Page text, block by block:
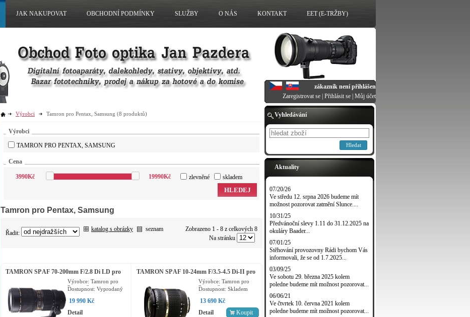
Výrobci Tamron pro Pentax, Samsung (8 produktů)
Výrobci
TAMRON PRO PENTAX, SAMSUNG
Cena
3990Kč 19990Kč zlevněné skladem
HLEDEJ
Tamron pro Pentax, Samsung
Řadit:
katalog s obrázky seznam
Zobrazeno 1 - 8 z celkových 8
Na stránku
TAMRON SP AF 70-200mm F/2.8 Di LD pro
Výrobce: Tamron pro
Pentax, Samsung
Dostupnost: Vyprodaný
19 990 Kč
Detail
TAMRON SP AF 10-24mm F/3.5-4.5 Di-II pro
Výrobce: Tamron pro
Pentax, Samsung
Dostupnost: Skladem
13 690 Kč
Koupit
Detail
Vyhledávání
Hledat
Aktuality
07/20/26
Ve středu 12. srpna 2026 budeme mít
možnost pozorovat zatmění Slunce....
10/31/25
Předvánoční slevy 1.11 do 31.12.2025 na
okuláry Baader...
07/01/25
Stěhování provozovny Rádi bychom Vás
informovali, že se od 1.7.2025...
03/09/25
Ve sobotu 29. března 2025 kolem
poledne budeme mít možnost pozorovat...
06/06/21
Ve čtvrtek 10. června 2021 kolem
poledne budeme mít možnost pozorovat...
JAK NAKUPOVAT OBCHODNÍ PODMÍNKY SLUŽBY O NÁS KONTAKT EET (E-TRŽBY)
zákazník není přihlášen
Zaregistrovat se Přihlásit se Můj účet